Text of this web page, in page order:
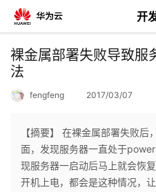
开
返
回
个
裸金属部署失败导致服
法
fengfeng 2017/03/07
【摘要】 在裸金属部署失败
面，发现服务器一直处于
现服务器一启动后马上就会恢
开机上电，都会是这种情况，让